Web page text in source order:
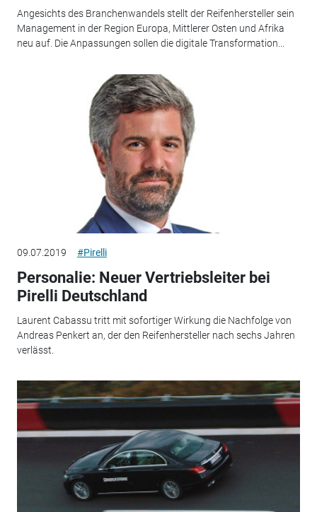
Angesichts des Branchenwandels stellt der Reifenhersteller sein
Management in der Region Europa, Mittlerer Osten und Afrika
neu auf. Die Anpassungen sollen die digitale Transformation...
09.07.2019 #Pirelli
Personalie: Neuer Vertriebsleiter bei
Pirelli Deutschland
Laurent Cabassu tritt mit sofortiger Wirkung die Nachfolge von
Andreas Penkert an, der den Reifenhersteller nach sechs Jahren
verlässt.